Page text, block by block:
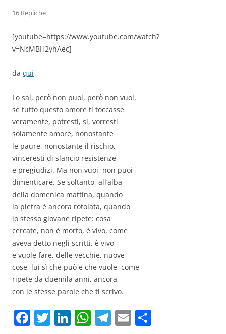
16 Repliche
[youtube=https://www.youtube.com/watch?
v=NcMBH2yhAec]
da qui
Lo sai, però non puoi, però non vuoi,
se tutto questo amore ti toccasse
veramente, potresti, sì, vorresti
solamente amore, nonostante
le paure, nonostante il rischio,
vinceresti di slancio resistenze
e pregiudizi. Ma non vuoi, non puoi
dimenticare. Se soltanto, all’alba
della domenica mattina, quando
la pietra è ancora rotolata, quando
lo stesso giovane ripete: cosa
cercate, non è morto, è vivo, come
aveva detto negli scritti, è vivo
e vuole fare, delle vecchie, nuove
cose, lui sì che può e che vuole, come
ripete da duemila anni, ancora,
con le stesse parole che ti scrivo.
F T Li W T E